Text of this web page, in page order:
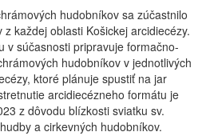
hudobníkov sa zúčastnilo
každej oblasti Košickej arcidiecézy.
v súčasnosti pripravuje formačno-
hudobníkov v jednotlivých
ktoré plánuje spustiť na jar
arcidiecézneho formátu je
z dôvodu blízkosti sviatku sv.
a cirkevných hudobníkov.